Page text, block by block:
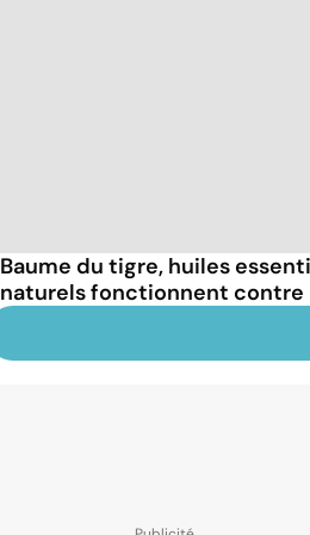
Baume du tigre, huiles
naturels fonctionnent contre